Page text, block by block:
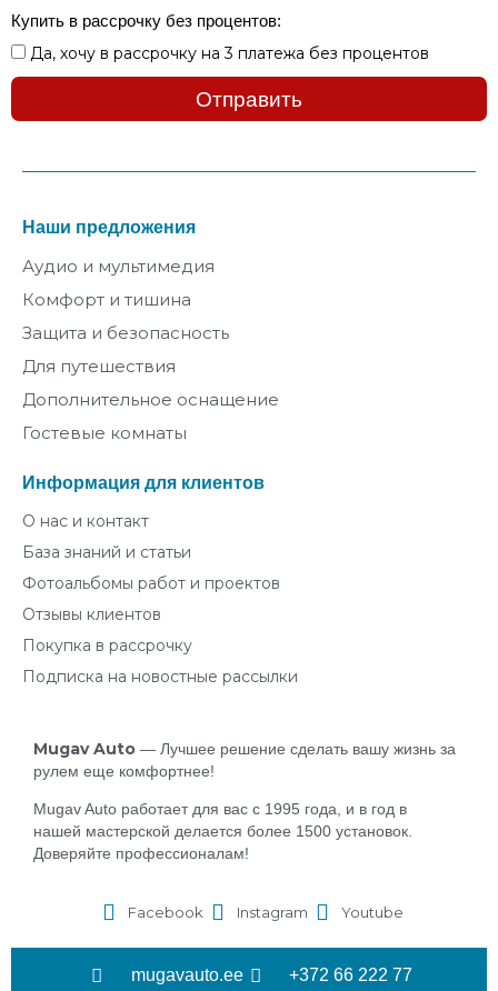
Купить в рассрочку без процентов:
Да, хочу в рассрочку на 3 платежа без процентов
Отправить
Наши предложения
Аудио и мультимедия
Комфорт и тишина
Защита и безопасность
Для путешествия
Дополнительное оснащение
Гостевые комнаты
Информация для клиентов
О нас и контакт
База знаний и статьи
Фотоальбомы работ и проектов
Отзывы клиентов
Покупка в рассрочку
Подписка на новостные рассылки
Mugav Auto — Лучшее решение сделать вашу жизнь за
рулем еще комфортнее!
Mugav Auto работает для вас с 1995 года, и в год в
нашей мастерской делается более 1500 установок.
Доверяйте профессионалам!
Facebook Instagram Youtube
mugavauto.ee
+372 66 222 77